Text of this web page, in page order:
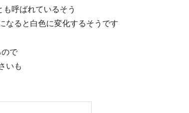
も呼ばれているそう
なると白色に変化するそうです
で
いも